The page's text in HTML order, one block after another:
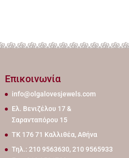
Επικοινωνία
info@olgalovesjewels.com
Ελ. Βενιζέλου 17 &
Σαρανταπόρου 15
ΤΚ 176 71 Καλλιθέα, Αθήνα
Τηλ.: 210 9563630, 210 9565933